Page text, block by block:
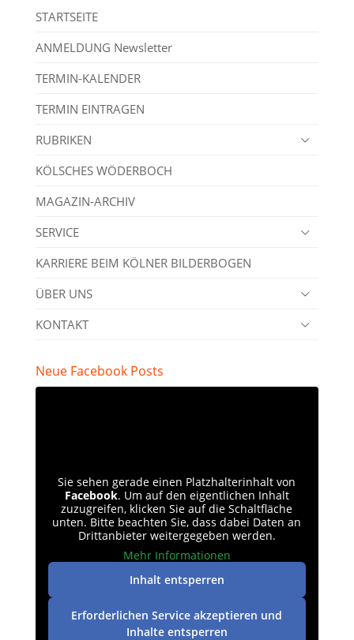
STARTSEITE
ANMELDUNG Newsletter
TERMIN-KALENDER
TERMIN EINTRAGEN
RUBRIKEN
KÖLSCHES WÖDERBOCH
MAGAZIN-ARCHIV
SERVICE
KARRIERE BEIM KÖLNER BILDERBOGEN
ÜBER UNS
KONTAKT
Neue Facebook Posts
Sie sehen gerade einen Platzhalterinhalt von
Facebook. Um auf den eigentlichen Inhalt
zuzugreifen, klicken Sie auf die Schaltfläche
unten. Bitte beachten Sie, dass dabei Daten an
Drittanbieter weitergegeben werden.
Mehr Informationen
Inhalt entsperren
Erforderlichen Service akzeptieren und
Inhalte entsperren